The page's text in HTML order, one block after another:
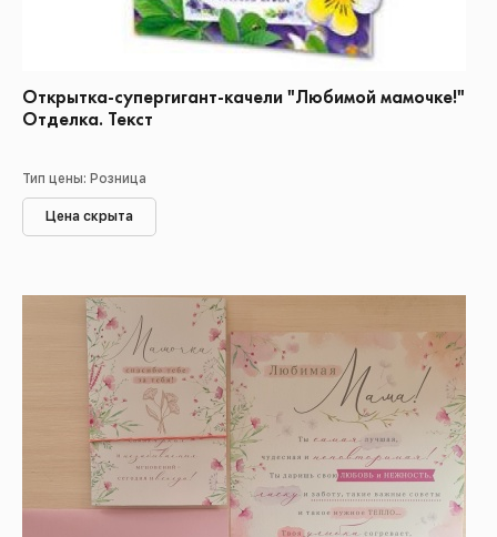
Открытка-супергигант-качели "Любимой мамочке!"
Отделка. Текст
Тип цены: Розница
Цена скрыта